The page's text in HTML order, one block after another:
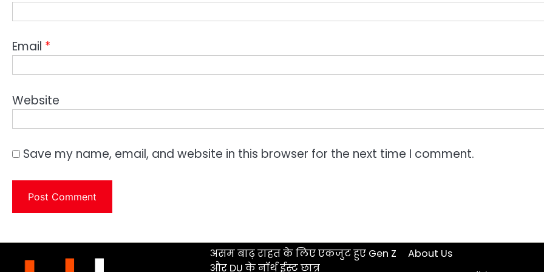
Email *
Website
Save my name, email, and website in this browser for the next time I comment.
असम बाढ़ राहत के लिए एकजुट हुए Gen Z
और DU के नॉर्थ ईस्ट छात्र
About Us